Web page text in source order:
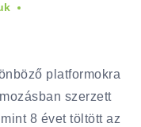
platformokra
szerzett
8 évet töltött az